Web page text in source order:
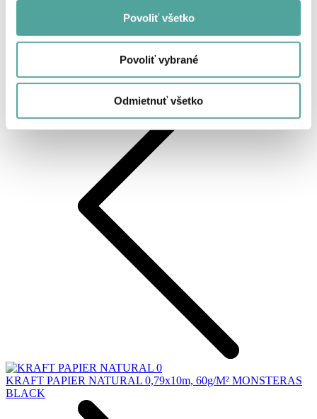
Povoliť všetko
Povoliť vybrané
Odmietnuť všetko
Späť
KRAFT PAPIER NATURAL 0,79x10m, 60g/M² MONSTERAS
BLACK